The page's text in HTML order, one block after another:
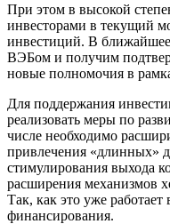
При этом в высокой
инвесторами в текущий
инвестиций. В
ВЭБом и получим
новые полномочия в
Для поддержания
реализовать меры по
числе необходимо
привлечения «длинных»
стимулирования выхода
расширения механизмов
Так, как это уже
финансирования.